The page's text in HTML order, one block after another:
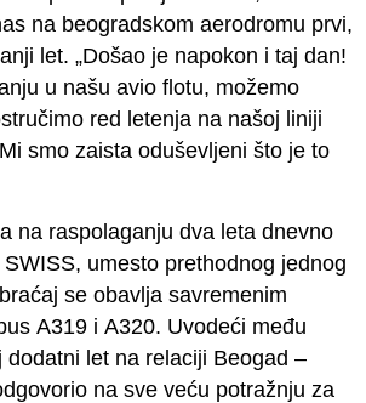
na beogradskom aerodromu prvi,
let. „Došao je napokon i taj dan!
u našu avio flotu, možemo
red letenja na našoj liniji
smo zaista oduševljeni što je to
na raspolaganju dva leta dnevno
umesto prethodnog jednog
se obavlja savremenim
А319 i А320. Uvodeći među
dodatni let na relaciji Beogad –
na sve veću potražnju za